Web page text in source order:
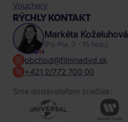
Vouchery
RÝCHLY KONTAKT
Markéta Koželuhová
(Po-Pia, 7 - 15 hod.)
obchod@filmnadvd.sk
+421 2/772 700 00
Sme dodávateľom značiek: